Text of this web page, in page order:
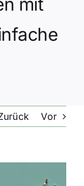
mit
Vor